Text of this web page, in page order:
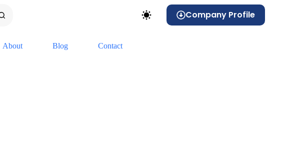
Company Profile
About Blog Contact